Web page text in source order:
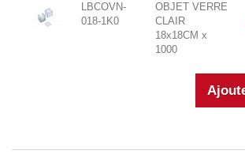
LBCOVN-
018-1K0
OBJET VERRE
CLAIR
18x18CM x
1000